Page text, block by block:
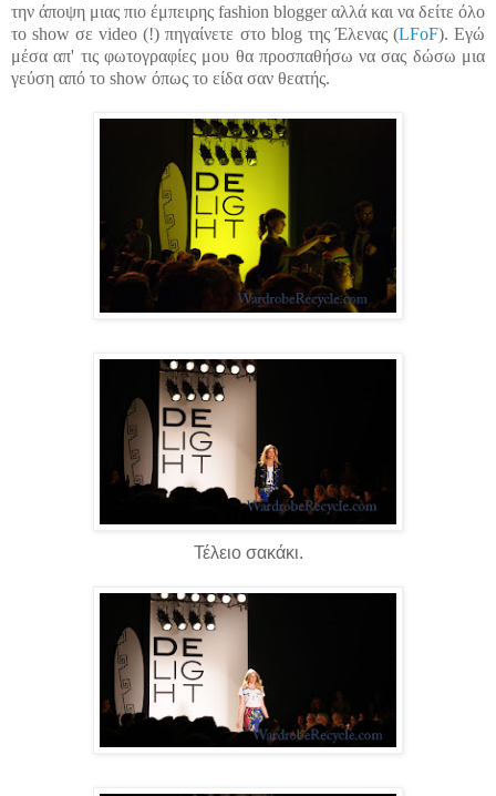
την άποψη μιας πιο έμπειρης fashion blogger αλλά και να δείτε όλο
το show σε video (!) πηγαίνετε στο blog της Έλενας (LFoF). Εγώ
μέσα απ' τις φωτογραφίες μου θα προσπαθήσω να σας δώσω μια
γεύση από το show όπως το είδα σαν θεατής.
Τέλειο σακάκι.